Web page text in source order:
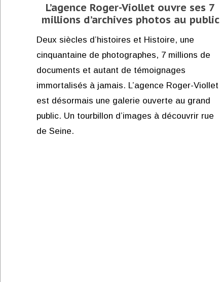
L’agence Roger-Viollet ouvre ses 7
millions d’archives photos au public
Deux siècles d’histoires et Histoire, une
cinquantaine de photographes, 7 millions de
documents et autant de témoignages
immortalisés à jamais. L’agence Roger-Viollet
est désormais une galerie ouverte au grand
public. Un tourbillon d’images à découvrir rue
de Seine.